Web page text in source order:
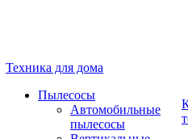
Техника для дома
Пылесосы
Автомобильные
пылесосы